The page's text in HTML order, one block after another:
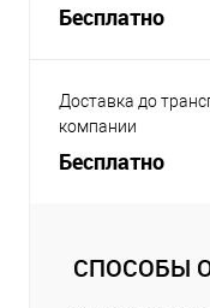
Бесплатно
Доставка до
компании
Бесплатно
СПОСОБЫ